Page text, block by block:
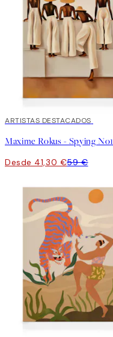
30%*
ARTISTAS DESTACADOS
Desde 41,30 €59 €